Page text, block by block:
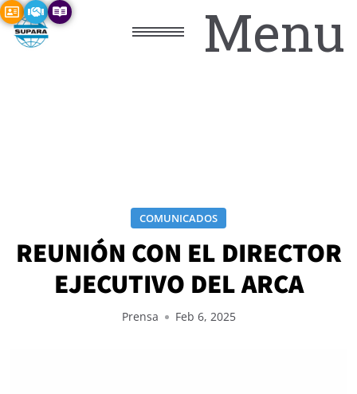
Menu
COMUNICADOS
REUNIÓN CON EL DIRECTOR
EJECUTIVO DEL ARCA
Prensa Feb 6, 2025